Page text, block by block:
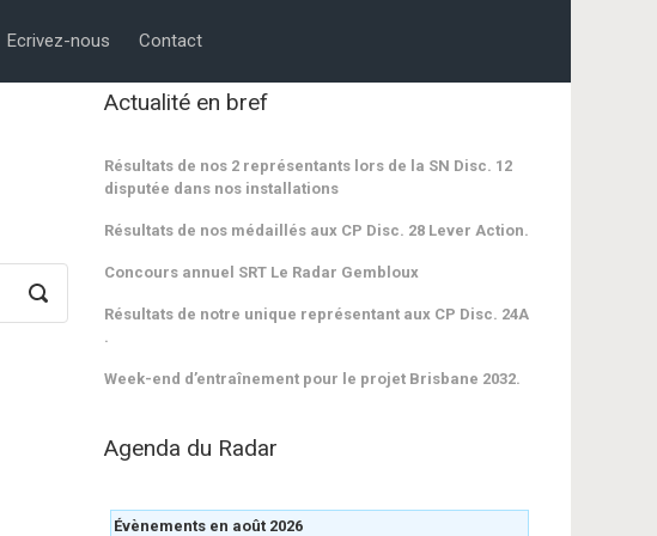
Ecrivez-nous Contact
Actualité en bref
Résultats de nos 2 représentants lors de la SN Disc. 12
disputée dans nos installations
Résultats de nos médaillés aux CP Disc. 28 Lever Action.
Concours annuel SRT Le Radar Gembloux
Résultats de notre unique représentant aux CP Disc. 24A
.
Week-end d’entraînement pour le projet Brisbane 2032.
Agenda du Radar
Évènements en août 2026